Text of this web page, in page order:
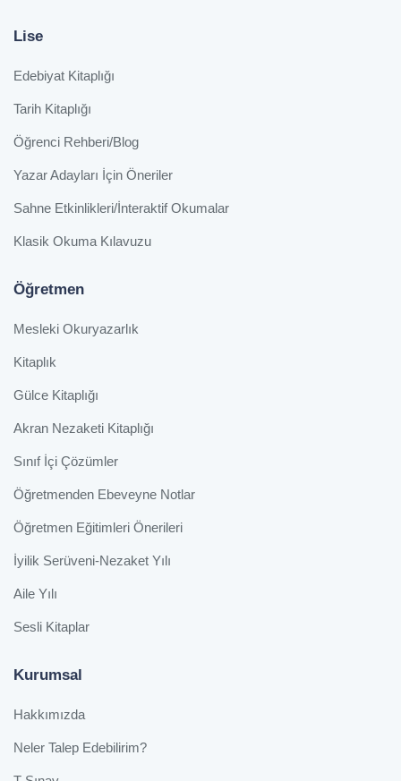
Lise
Edebiyat Kitaplığı
Tarih Kitaplığı
Öğrenci Rehberi/Blog
Yazar Adayları İçin Öneriler
Sahne Etkinlikleri/İnteraktif Okumalar
Klasik Okuma Kılavuzu
Öğretmen
Mesleki Okuryazarlık
Kitaplık
Gülce Kitaplığı
Akran Nezaketi Kitaplığı
Sınıf İçi Çözümler
Öğretmenden Ebeveyne Notlar
Öğretmen Eğitimleri Önerileri
İyilik Serüveni-Nezaket Yılı
Aile Yılı
Sesli Kitaplar
Kurumsal
Hakkımızda
Neler Talep Edebilirim?